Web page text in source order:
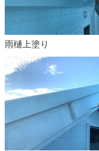
雨樋上塗り